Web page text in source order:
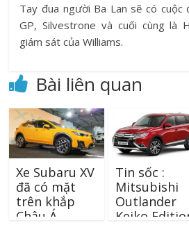
Tay đua người Ba Lan sẽ có cuộc
GP, Silvestrone và cuối cùng là
giám sát của Williams.
Bài liên quan
Xe Subaru XV
đã có mặt
trên khắp
Châu Á
Tin sốc :
Mitsubishi
Outlander
Keiko